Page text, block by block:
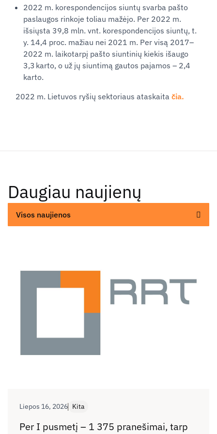
2022 m. korespondencijos siuntų svarba pašto
paslaugos rinkoje toliau mažėjo. Per 2022 m.
išsiųsta 39,8 mln. vnt. korespondencijos siuntų, t.
y. 14,4 proc. mažiau nei 2021 m. Per visą 2017–
2022 m. laikotarpį pašto siuntinių kiekis išaugo
3,3 karto, o už jų siuntimą gautos pajamos – 2,4
karto.
2022 m. Lietuvos ryšių sektoriaus ataskaita čia.
Daugiau naujienų
Visos naujienos
Liepos 16, 2026 Kita
Per I pusmetį – 1 375 pranešimai, tarp